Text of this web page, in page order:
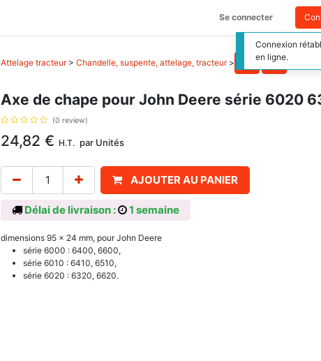
Se connecter
Attelage tracteur> Chandelle, suspente, attelage, tracteur>
Axe de chape pour John Deere série 6020
(0 review)
24,82 € H.T. par Unités
AJOUTER AU PANIER
Délai de livraison : 1 semaine
dimensions 95 x 24 mm, pour John Deere
série 6000 : 6400, 6600,
série 6010 : 6410, 6510,
série 6020 : 6320, 6620.
Connexion
en ligne.